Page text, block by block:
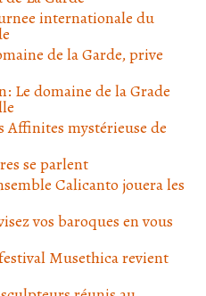
internationale du
de la Garde, prive
Le domaine de la Grade
Affinites mystérieuse de
se parlent
Calicanto jouera les
vos baroques en vous
Musethica revient